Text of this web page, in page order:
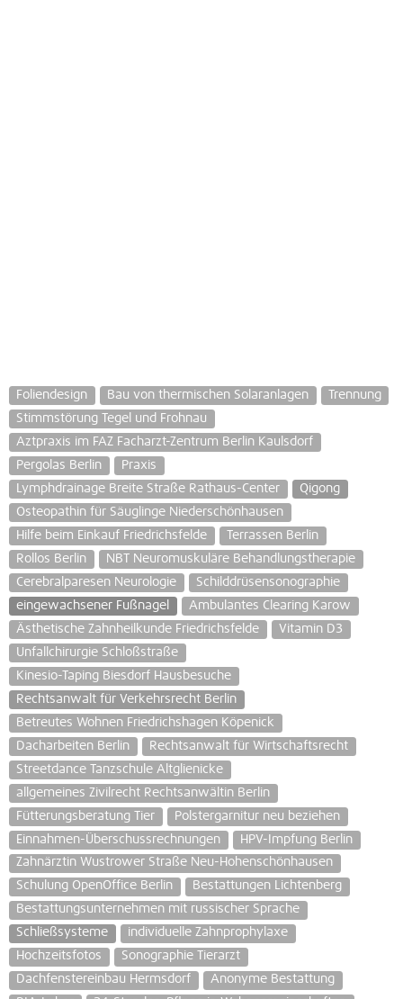
Foliendesign Bau von thermischen Solaranlagen
Trennung
Stimmstörung Tegel und Frohnau
Aztpraxis im FAZ Facharzt-Zentrum Berlin Kaulsdorf
Pergolas Berlin
Praxis
Lymphdrainage Breite Straße Rathaus-Center
Qigong
Osteopathin für Säuglinge Niederschönhausen
Hilfe beim Einkauf Friedrichsfelde
Terrassen Berlin
Rollos Berlin
NBT Neuromuskuläre Behandlungstherapie
Cerebralparesen Neurologie
Schilddrüsensonographie
eingewachsener Fußnagel
Ambulantes Clearing Karow
Ästhetische Zahnheilkunde Friedrichsfelde
Vitamin D3
Unfallchirurgie Schloßstraße
Kinesio-Taping Biesdorf Hausbesuche
Rechtsanwalt für Verkehrsrecht Berlin
Betreutes Wohnen Friedrichshagen Köpenick
Dacharbeiten Berlin
Rechtsanwalt für Wirtschaftsrecht
Streetdance Tanzschule Altglienicke
allgemeines Zivilrecht Rechtsanwältin Berlin
Fütterungsberatung Tier
Polstergarnitur neu beziehen
Einnahmen-Überschussrechnungen
HPV-Impfung Berlin
Zahnärztin Wustrower Straße Neu-Hohenschönhausen
Schulung OpenOffice Berlin
Bestattungen Lichtenberg
Bestattungsunternehmen mit russischer Sprache
Schließsysteme
individuelle Zahnprophylaxe
Hochzeitsfotos
Sonographie Tierarzt
Dachfenstereinbau Hermsdorf
Anonyme Bestattung